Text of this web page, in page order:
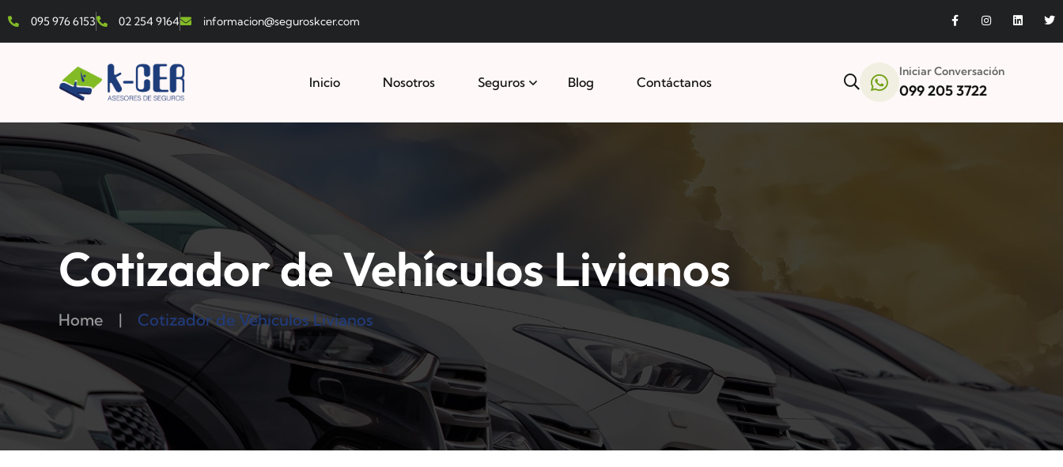
095 976 6153 02 254 9164 informacion@seguroskcer.com
Inicio Nosotros Seguros Blog Contáctanos
Iniciar Conversación
099 205 3722
Cotizador de Vehículos Livianos
Home | Cotizador de Vehículos Livianos